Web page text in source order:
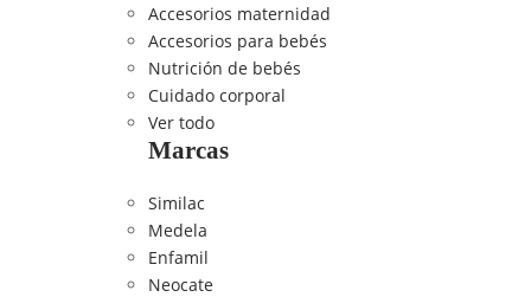
Accesorios maternidad
Accesorios para bebés
Nutrición de bebés
Cuidado corporal
Ver todo
Marcas
Similac
Medela
Enfamil
Neocate